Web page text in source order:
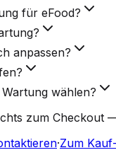
für eFood?
anpassen?
wählen?
zum
·Zum